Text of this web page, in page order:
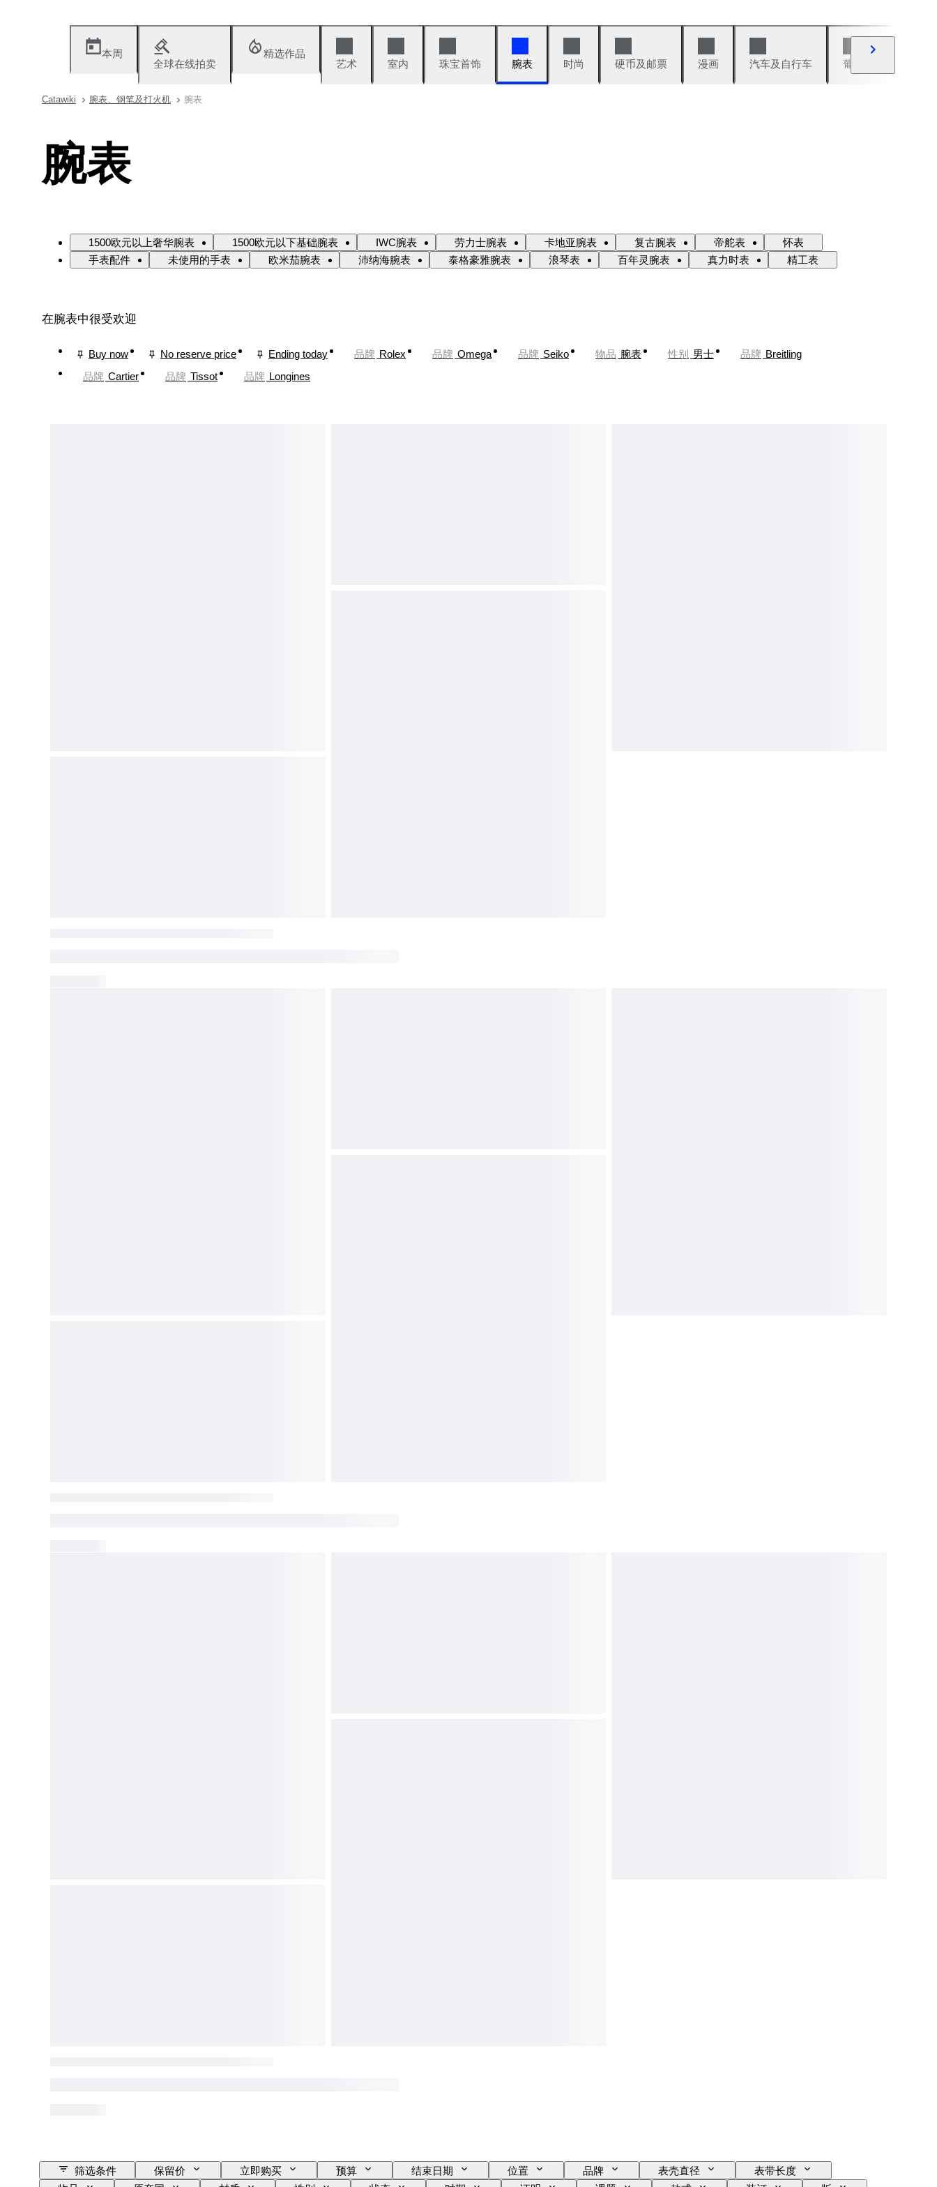
本周
全球在线拍卖
精选作品
艺术
室内 珠宝首饰 腕表 时尚 硬币及邮票 漫画 汽车及自行车 葡萄酒及烈性酒
Catawiki 腕表、钢笔及打火机 腕表
腕表
1500欧元以上奢华腕表 1500欧元以下基础腕表 IWC腕表 劳力士腕表 卡地亚腕表 复古腕表 帝舵表
怀表
手表配件
未使用的手表 欧米茄腕表 沛纳海腕表 泰格豪雅腕表 浪琴表 百年灵腕表 真力时表 精工表
在腕表中很受欢迎
Buy now No reserve price Ending today 品牌 Rolex 品牌 Omega 品牌 Seiko 物品 腕表 性别 男士 品牌 Breitling
品牌 Cartier 品牌 Tissot 品牌 Longines
筛选条件 保留价 立即购买 预算 结束日期 位置 品牌 表壳直径
表带长度